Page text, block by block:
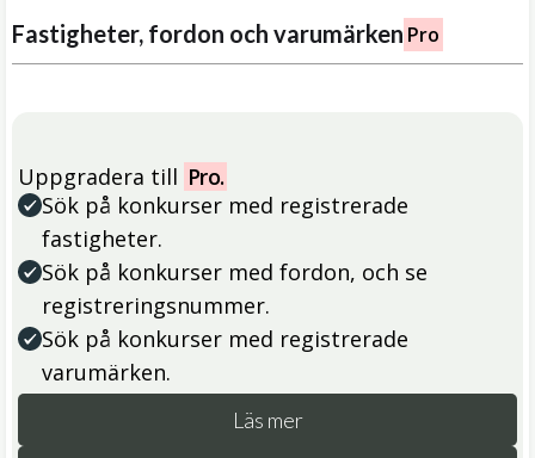
Fastigheter, fordon och varumärken Pro
Uppgradera till Pro.
Sök på konkurser med registrerade
fastigheter.
Sök på konkurser med fordon, och se
registreringsnummer.
Sök på konkurser med registrerade
varumärken.
Läs mer